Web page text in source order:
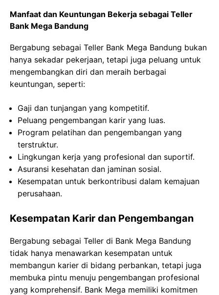
Manfaat dan Keuntungan Bekerja sebagai Teller
Bank Mega Bandung
Bergabung sebagai Teller Bank Mega Bandung bukan
hanya sekadar pekerjaan, tetapi juga peluang untuk
mengembangkan diri dan meraih berbagai
keuntungan, seperti:
Gaji dan tunjangan yang kompetitif.
Peluang pengembangan karir yang luas.
Program pelatihan dan pengembangan yang
terstruktur.
Lingkungan kerja yang profesional dan suportif.
Asuransi kesehatan dan jaminan sosial.
Kesempatan untuk berkontribusi dalam kemajuan
perusahaan.
Kesempatan Karir dan Pengembangan
Bergabung sebagai Teller di Bank Mega Bandung
tidak hanya menawarkan kesempatan untuk
membangun karier di bidang perbankan, tetapi juga
membuka pintu menuju pengembangan profesional
yang komprehensif. Bank Mega memiliki komitmen